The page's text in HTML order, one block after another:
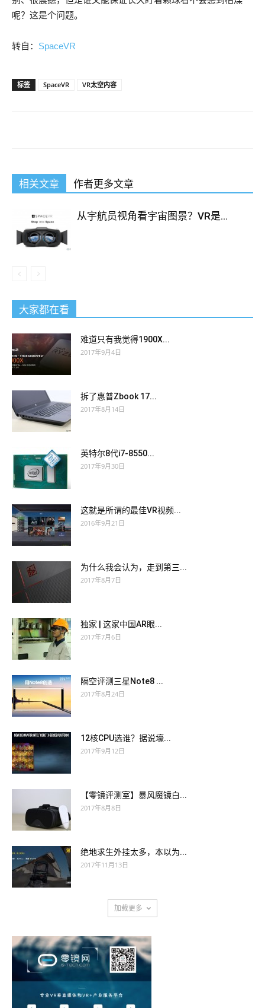
呢？这是个问题。
转自： SpaceVR
标签 SpaceVR VR太空内容
相关文章 作者更多文章
从宇航员视角看宇宙图景？VR是...
大家都在看
难道只有我觉得1900X...
2017年9月4日
拆了惠普Zbook 17...
2017年8月14日
英特尔8代i7-8550...
2017年9月30日
这就是所谓的最佳VR视频...
2016年9月21日
为什么我会认为，走到第三...
2017年8月7日
独家 | 这家中国AR眼...
2017年7月6日
隔空评测三星Note8 ...
2017年8月24日
12核CPU选谁？据说壕...
2017年9月12日
【零镜评测室】暴风魔镜白...
2017年8月8日
绝地求生外挂太多，本以为...
2017年11月13日
加载更多